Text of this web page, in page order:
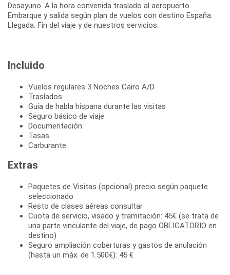
Desayuno. A la hora convenida traslado al aeropuerto.
Embarque y salida según plan de vuelos con destino España.
Llegada. Fin del viaje y de nuestros servicios.
Incluido
Vuelos regulares 3 Noches Cairo A/D
Traslados
Guía de habla hispana durante las visitas
Seguro básico de viaje
Documentación
Tasas
Carburante
Extras
Paquetes de Visitas (opcional) precio según paquete
seleccionado
Resto de clases aéreas consultar
Cuota de servicio, visado y tramitación: 45€ (se trata de
una parte vinculante del viaje, de pago OBLIGATORIO en
destino)
Seguro ampliación coberturas y gastos de anulación
(hasta un máx. de 1.500€): 45 €